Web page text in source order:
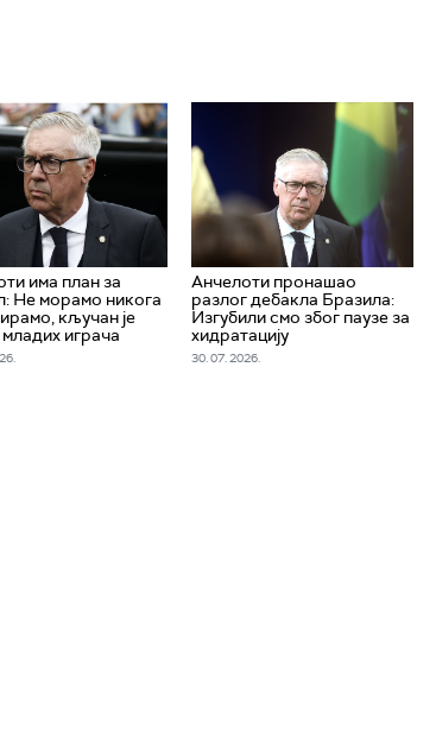
има план за
Не морамо никога
кључан је
младих играча
Анчелоти пронашао
разлог дебакла Бразила:
Изгубили смо због паузе за
хидратацију
30. 07. 2026.